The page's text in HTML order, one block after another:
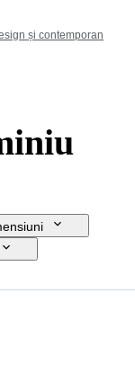
și contemporan